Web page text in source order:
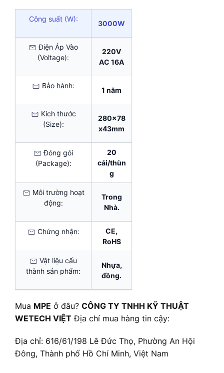
Công suất (W):
3000W
Điện Áp Vào
(Voltage):
220V
AC 16A
Bảo hành:
1 năm
Kích thước
(Size):
280x78
x43mm
Đóng gói
(Package):
20
cái/thùn
g
Môi trường hoạt
động:
Trong
Nhà.
Chứng nhận:
CE,
RoHS
Vật liệu cấu
thành sản phẩm:
Nhựa,
đồng.
Mua MPE ở đâu? CÔNG TY TNHH KỸ THUẬT
WETECH VIỆT Địa chỉ mua hàng tin cậy:
Địa chỉ: 616/61/198 Lê Đức Thọ, Phường An Hội
Đông, Thành phố Hồ Chí Minh, Việt Nam